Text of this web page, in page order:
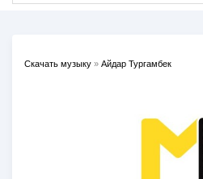
Скачать музыку » Айдар Тургамбек